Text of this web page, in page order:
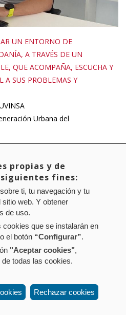
UN ENTORNO DE
A TRAVÉS DE UN
QUE ACOMPAÑA, ESCUCHA Y
A SUS PROBLEMAS Y
Urbana del
Page
5 Page
6 Page
7
página
Última
Último »
Política de cookies
nº 38, 2º Dcha - 31001
42 08 72
propias y de
fines:
ti, tu navegación y tu
web. Y obtener
de uso.
cookies que se instalarán en
el botón “Configurar”.
"Aceptar cookies",
todas las cookies.
Rechazar cookies